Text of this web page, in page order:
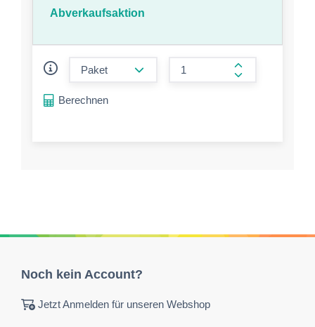
Abverkaufsaktion
form.increase-
Berechnen
Noch kein Account?
Jetzt Anmelden für unseren Webshop